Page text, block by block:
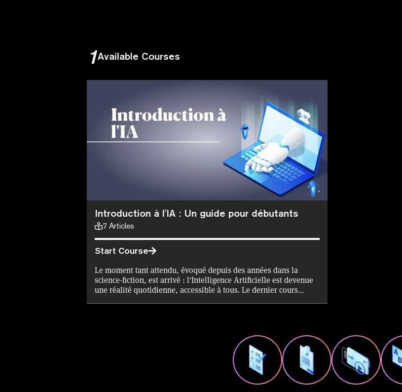
1Available Courses
Introduction à l'IA : Un guide pour débutants
7 Articles
Start Course
Le moment tant attendu, évoqué depuis des années dans la
science-fiction, est arrivé : l'Intelligence Artificielle est devenue
une réalité quotidienne, accessible à tous. Le dernier cours
langage naturel", ainsi que les implications de l'innovation
littéralement révolutionnaire qu'est ChatGPT.